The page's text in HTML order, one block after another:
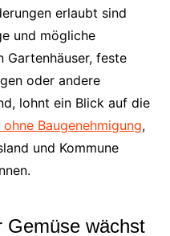
erlaubt sind
und mögliche
Gartenhäuser, feste
oder andere
lohnt ein Blick auf die
ohne Baugenehmigung,
und Kommune
Gemüse wächst